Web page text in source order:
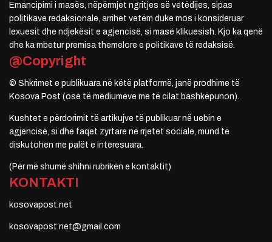
Emancipimi i masës, nëpërmjet ngritjes së vetëdijes, sipas
politikave redaksionale, arrihet vetëm duke mos i konsideruar
lexuesit dhe ndjekësit e agjencisë, si masë klikuesish. Kjo ka qenë
dhe ka mbetur premisa themelore e politikave të redaksisë.
@Copyright
© Shkrimet e publikuara në këtë platformë, janë prodhime të
Kosova Post (ose të mediumeve me të cilat bashkëpunon).
Kushtet e përdorimit të artikujve të publikuar në uebin e
agjencisë, si dhe faqet zyrtare në rrjetet sociale, mund të
diskutohen me palët e interesuara.
(Për më shumë shihni rubrikën e kontaktit)
KONTAKTI
kosovapost.net
kosovapost.net@gmail.com